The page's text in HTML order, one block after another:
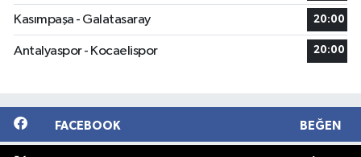
Kasımpaşa - Galatasaray 20:00
Antalyaspor - Kocaelispor 20:00
FACEBOOK BEĞEN